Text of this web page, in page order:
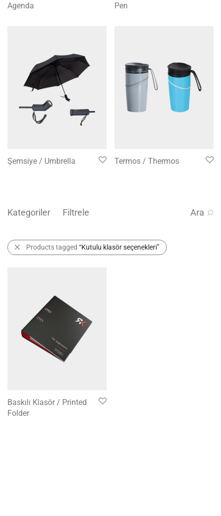
Agenda
Pen
Şemsiye / Umbrella Termos / Thermos
Kategoriler Filtrele Ara
Products tagged “Kutulu klasör seçenekleri”
Baskılı Klasör / Printed
Folder